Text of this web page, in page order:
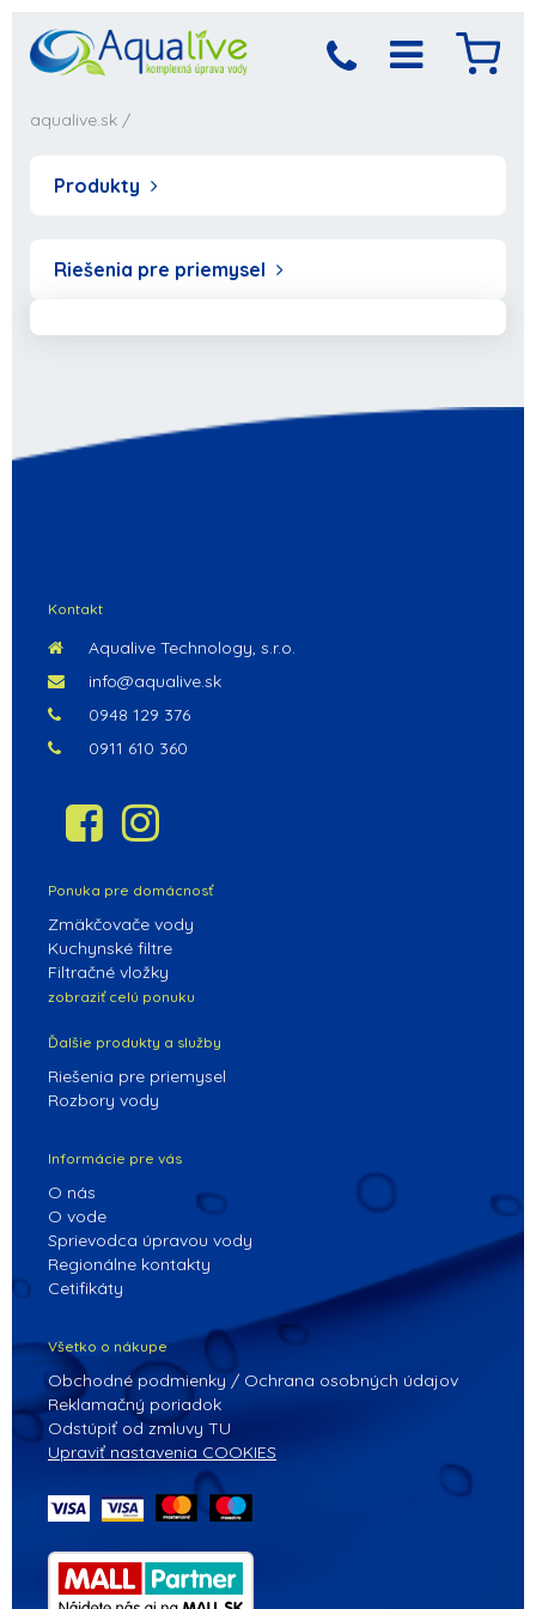
aqualive.sk /
Produkty
Riešenia pre priemysel
Kontakt
Aqualive Technology, s.r.o.
info@aqualive.sk
0948 129 376
0911 610 360
Ponuka pre domácnosť
Zmäkčovače vody
Kuchynské filtre
Filtračné vložky
zobraziť celú ponuku
Ďalšie produkty a služby
Riešenia pre priemysel
Rozbory vody
Informácie pre vás
O nás
O vode
Sprievodca úpravou vody
Regionálne kontakty
Cetifikáty
Všetko o nákupe
Obchodné podmienky / Ochrana osobných údajov
Reklamačný poriadok
Odstúpiť od zmluvy TU
Upraviť nastavenia COOKIES
Produkt bol pridaný
Objednávka sa